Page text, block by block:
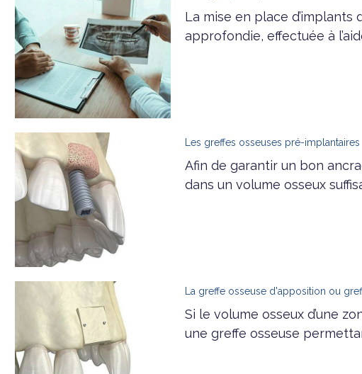
La mise en place
approfondie, effectuée à
Les greffes osseuses pré-implantaires
Afin de garantir un bon
dans un volume osseux
La greffe osseuse d'apposition ou
Si le volume osseux d’une
une greffe osseuse